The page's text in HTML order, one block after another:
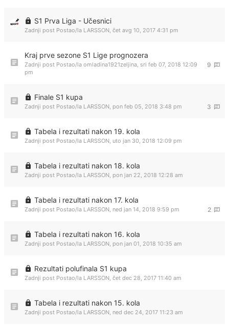
S1 Prva Liga - Učesnici
Zadnji post Postao/la LARSSON, čet avg 10, 2017 4:31 pm
Kraj prve sezone S1 Lige prognozera
9
Zadnji post Postao/la omladina1921zeljina, sri feb 07, 2018 12:09
pm
Finale S1 kupa
3
Zadnji post Postao/la LARSSON, pon feb 05, 2018 3:48 pm
Tabela i rezultati nakon 19. kola
Zadnji post Postao/la LARSSON, uto jan 30, 2018 12:09 pm
Tabela i rezultati nakon 18. kola
Zadnji post Postao/la LARSSON, pon jan 22, 2018 12:28 am
Tabela i rezultati nakon 17. kola
2
Zadnji post Postao/la LARSSON, ned jan 14, 2018 9:59 pm
Tabela i rezultati nakon 16. kola
Zadnji post Postao/la LARSSON, pon jan 01, 2018 10:35 am
Rezultati polufinala S1 kupa
Zadnji post Postao/la LARSSON, čet dec 28, 2017 11:40 am
Tabela i rezultati nakon 15. kola
Zadnji post Postao/la LARSSON, ned dec 24, 2017 11:23 am